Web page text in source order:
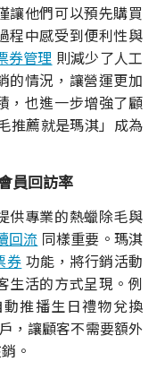
讓他們可以預先購買
程中感受到便利性與
券管理 則減少了人工
的情況，讓營運更加
，也進一步增強了顧
推薦就是瑪淇」成為
員回訪率
供專業的熱蠟除毛與
回流 同樣重要。瑪淇
券 功能，將行銷活動
生活的方式呈現。例
推播生日禮物兌換
，讓顧客不需要額外
。